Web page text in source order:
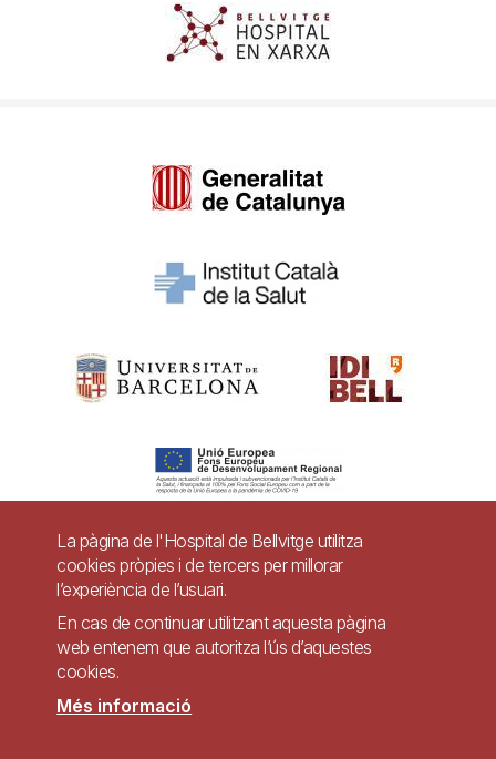
Pie
página
Contacte
Accessibilitat Avís legal Ajuda
La pàgina de l'Hospital de Bellvitge utilitza
cookies pròpies i de tercers per millorar
l’experiència de l’usuari.
En cas de continuar utilitzant aquesta pàgina
web entenem que autoritza l’ús d’aquestes
cookies.
Més informació